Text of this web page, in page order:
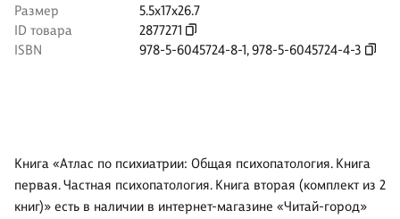
Размер
5.5x17x26.7
ID товара
2877271
ISBN
978-5-6045724-8-1,978-5-6045724-4-3
Книга «Атлас по психиатрии: Общая психопатология. Книга
первая. Частная психопатология. Книга вторая (комплект из 2
книг)» есть в наличии в интернет-магазине «Читай-город»